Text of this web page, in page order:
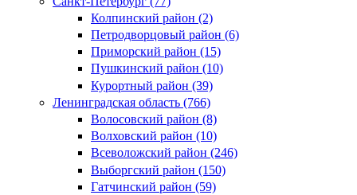
Колпинский район (2)
Петродворцовый район (6)
Приморский район (15)
Пушкинский район (10)
Курортный район (39)
Ленинградская область (766)
Волосовский район (8)
Волховский район (10)
Всеволожский район (246)
Выборгский район (150)
Гатчинский район (59)